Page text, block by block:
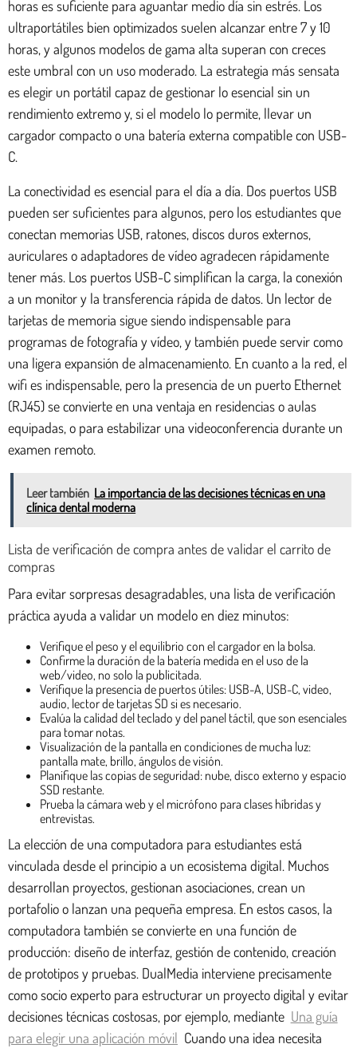
horas es suficiente para aguantar medio día sin estrés. Los
ultraportátiles bien optimizados suelen alcanzar entre 7 y 10
horas, y algunos modelos de gama alta superan con creces
este umbral con un uso moderado. La estrategia más sensata
es elegir un portátil capaz de gestionar lo esencial sin un
rendimiento extremo y, si el modelo lo permite, llevar un
cargador compacto o una batería externa compatible con USB-
C.
La conectividad es esencial para el día a día. Dos puertos USB
pueden ser suficientes para algunos, pero los estudiantes que
conectan memorias USB, ratones, discos duros externos,
auriculares o adaptadores de vídeo agradecen rápidamente
tener más. Los puertos USB-C simplifican la carga, la conexión
a un monitor y la transferencia rápida de datos. Un lector de
tarjetas de memoria sigue siendo indispensable para
programas de fotografía y vídeo, y también puede servir como
una ligera expansión de almacenamiento. En cuanto a la red, el
wifi es indispensable, pero la presencia de un puerto Ethernet
(RJ45) se convierte en una ventaja en residencias o aulas
equipadas, o para estabilizar una videoconferencia durante un
examen remoto.
Leer también La importancia de las decisiones técnicas en una
clínica dental moderna
Lista de verificación de compra antes de validar el carrito de
compras
Para evitar sorpresas desagradables, una lista de verificación
práctica ayuda a validar un modelo en diez minutos:
Verifique el peso y el equilibrio con el cargador en la bolsa.
Confirme la duración de la batería medida en el uso de la
web/video, no solo la publicitada.
Verifique la presencia de puertos útiles: USB-A, USB-C, video,
audio, lector de tarjetas SD si es necesario.
Evalúa la calidad del teclado y del panel táctil, que son esenciales
para tomar notas.
Visualización de la pantalla en condiciones de mucha luz:
pantalla mate, brillo, ángulos de visión.
Planifique las copias de seguridad: nube, disco externo y espacio
SSD restante.
Prueba la cámara web y el micrófono para clases híbridas y
entrevistas.
La elección de una computadora para estudiantes está
vinculada desde el principio a un ecosistema digital. Muchos
desarrollan proyectos, gestionan asociaciones, crean un
portafolio o lanzan una pequeña empresa. En estos casos, la
computadora también se convierte en una función de
producción: diseño de interfaz, gestión de contenido, creación
de prototipos y pruebas. DualMedia interviene precisamente
como socio experto para estructurar un proyecto digital y evitar
decisiones técnicas costosas, por ejemplo, mediante Una guía
para elegir una aplicación móvil Cuando una idea necesita